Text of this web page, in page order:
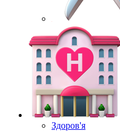
Здоров'я